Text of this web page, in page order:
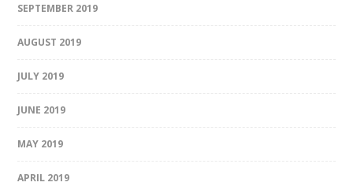
SEPTEMBER 2019
AUGUST 2019
JULY 2019
JUNE 2019
MAY 2019
APRIL 2019